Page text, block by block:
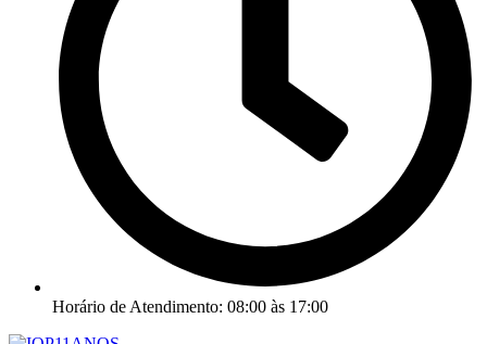
Horário de Atendimento: 08:00 às 17:00